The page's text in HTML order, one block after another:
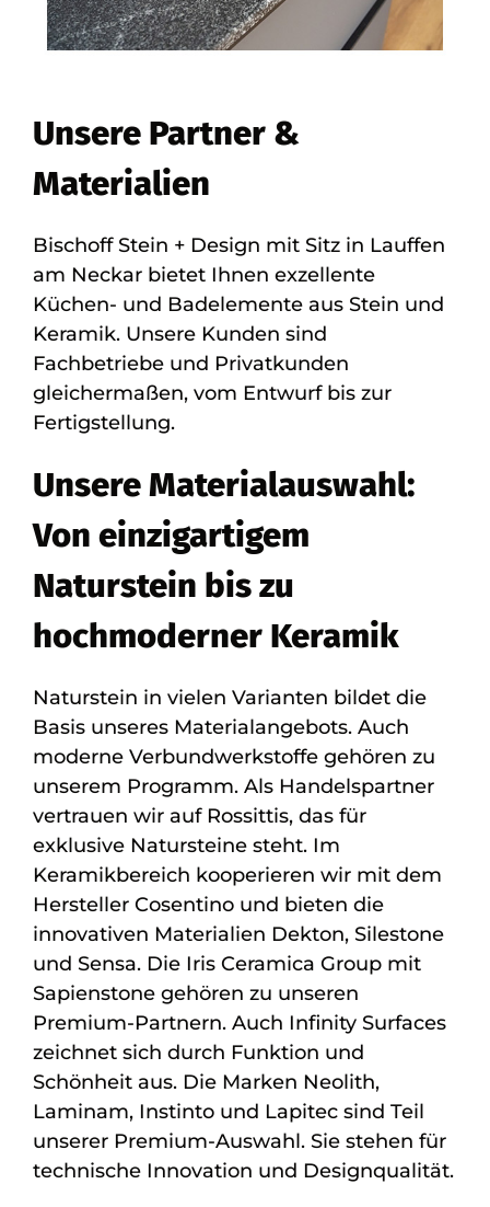
Unsere Partner &
Materialien
Bischoff Stein + Design mit Sitz in Lauffen
am Neckar bietet Ihnen exzellente
Küchen- und Badelemente aus Stein und
Keramik. Unsere Kunden sind
Fachbetriebe und Privatkunden
gleichermaßen, vom Entwurf bis zur
Fertigstellung.
Unsere Materialauswahl:
Von einzigartigem
Naturstein bis zu
hochmoderner Keramik
Naturstein in vielen Varianten bildet die
Basis unseres Materialangebots. Auch
moderne Verbundwerkstoffe gehören zu
unserem Programm. Als Handelspartner
vertrauen wir auf Rossittis, das für
exklusive Natursteine steht. Im
Keramikbereich kooperieren wir mit dem
Hersteller Cosentino und bieten die
innovativen Materialien Dekton, Silestone
und Sensa. Die Iris Ceramica Group mit
Sapienstone gehören zu unseren
Premium-Partnern. Auch Infinity Surfaces
zeichnet sich durch Funktion und
Schönheit aus. Die Marken Neolith,
Laminam, Instinto und Lapitec sind Teil
unserer Premium-Auswahl. Sie stehen für
technische Innovation und Designqualität.